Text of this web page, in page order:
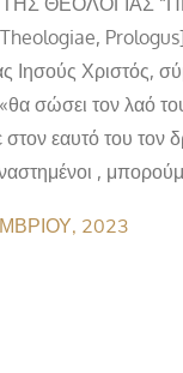
Ιησούς Χριστός,
σώσει τον λαό
στον εαυτό του
,
2023